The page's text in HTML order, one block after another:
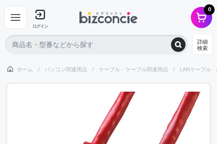
ログイン
0
詳細
検索
ホーム パソコン関連用品 ケーブル・ケーブル関連用品 LANケーブル